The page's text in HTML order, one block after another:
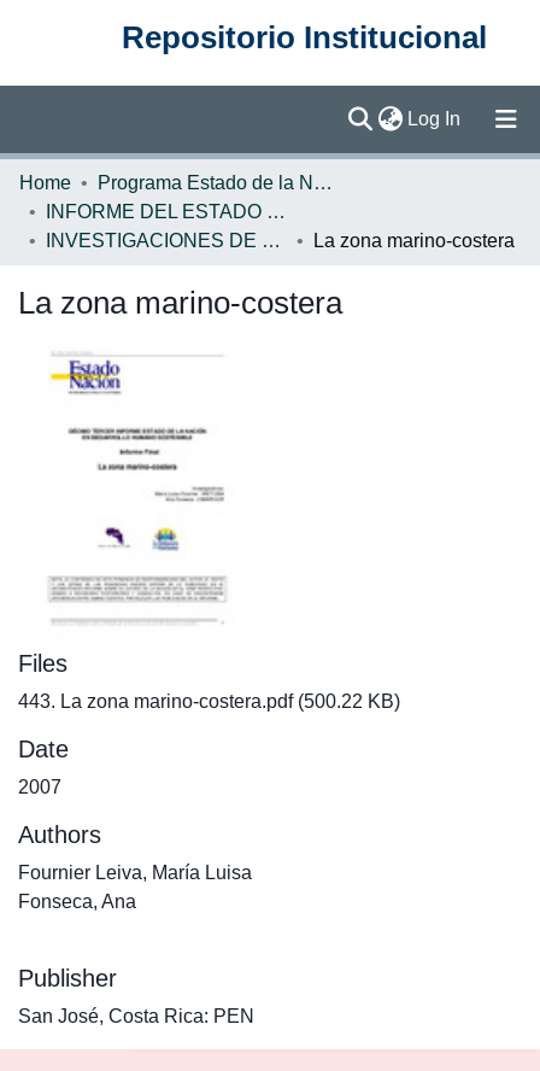
Repositorio Institucional
Log In (current)
Communities & Collections
Home
Programa Estado de la Nación (PEN)
INFORME DEL ESTADO DE LA NACION
INVESTIGACIONES DE BASE EN
La zona marino-costera
La zona marino-costera
Files
443. La zona marino-costera.pdf(500.22 KB)
Date
2007
Authors
Fournier Leiva, María Luisa
Fonseca, Ana
Publisher
San José, Costa Rica: PEN